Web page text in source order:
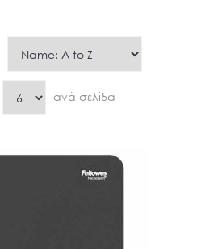
ανά σελίδα